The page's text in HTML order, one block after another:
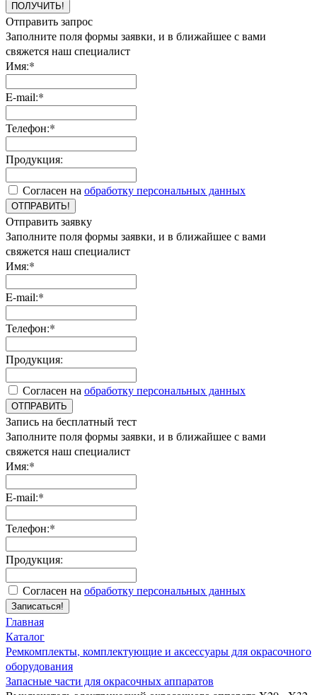
ПОЛУЧИТЬ!
Отправить запрос
Заполните поля формы заявки, и в ближайшее с вами
свяжется наш специалист
Имя:*
E-mail:*
Телефон:*
Продукция:
Согласен на обработку персональных данных
ОТПРАВИТЬ!
Отправить заявку
Заполните поля формы заявки, и в ближайшее с вами
свяжется наш специалист
Имя:*
E-mail:*
Телефон:*
Продукция:
Согласен на обработку персональных данных
ОТПРАВИТЬ
Запись на бесплатный тест
Заполните поля формы заявки, и в ближайшее с вами
свяжется наш специалист
Имя:*
E-mail:*
Телефон:*
Продукция:
Согласен на обработку персональных данных
Записаться!
Главная
Каталог
Ремкомплекты, комплектующие и аксессуары для окрасочного
оборудования
Запасные части для окрасочных аппаратов